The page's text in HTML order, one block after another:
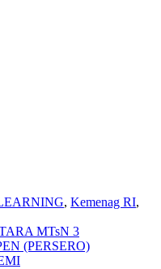
, Kemenag RI,
MTsN 3
(PERSERO)